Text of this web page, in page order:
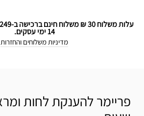
14 ימי עסקים.
מדיניות משלוחים והחזרות